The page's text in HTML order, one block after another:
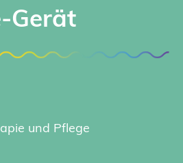
Gerät
und Pflege